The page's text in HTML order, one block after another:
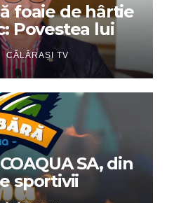
foaie de hârtie
Povestea lui
CĂLĂRAȘI TV
SA, din
sportivii
„Prima